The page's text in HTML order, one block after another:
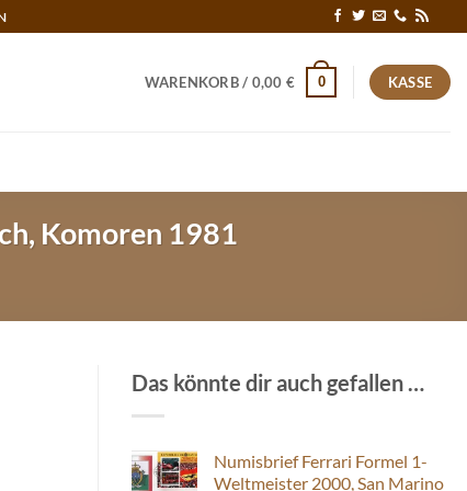
WARENKORB / 0,00 € 0 KASSE
Komoren 1981
Das könnte dir auch gefallen …
Numisbrief Ferrari Formel 1-
Weltmeister 2000, San Marino